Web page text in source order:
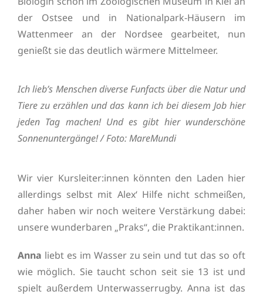
der Ostsee und in Nationalpark-Häusern im
Wattenmeer an der Nordsee gearbeitet, nun
genießt sie das deutlich wärmere Mittelmeer.
Ich lieb’s Menschen diverse Funfacts über die Natur und
Tiere zu erzählen und das kann ich bei diesem Job hier
jeden Tag machen! Und es gibt hier wunderschöne
Sonnenuntergänge! / Foto: MareMundi
Wir vier Kursleiter:innen könnten den Laden hier
allerdings selbst mit Alex‘ Hilfe nicht schmeißen,
daher haben wir noch weitere Verstärkung dabei:
unsere wunderbaren „Praks“, die Praktikant:innen.
Anna liebt es im Wasser zu sein und tut das so oft
wie möglich. Sie taucht schon seit sie 13 ist und
spielt außerdem Unterwasserrugby. Anna ist das